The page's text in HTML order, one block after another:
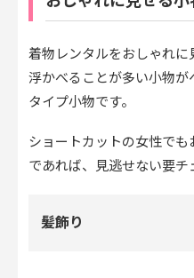
着物レンタルをおしゃれ
浮かべることが多い小物が
タイプ小物です。
ショートカットの女性で
であれば、見逃せない要チ
髪飾り